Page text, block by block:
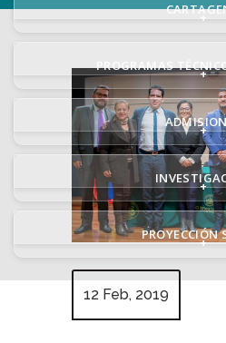
+
PROGRAMAS +
+
+
PROYECCIÓN
+
12 Feb, 2019